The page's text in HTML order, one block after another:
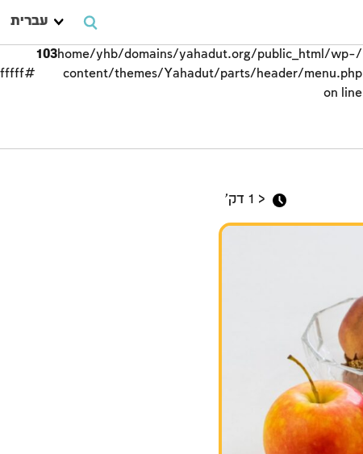
עברית
/home/yhb/domains/yahadut.org/public_html/wp-
content/themes/Yahadut/parts/header/menu.php
on line
103
#ffffff;">
< 1 דק'